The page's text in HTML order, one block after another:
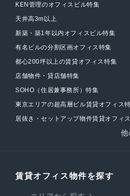
KEN管理のオフィスビル特集
天井高3m以上
新築・築1年以内オフィスビル特集
有名ビルの分割区画オフィス特集
都心200坪以上の賃貸オフィス特集
店舗物件・貸店舗特集
SOHO（住居兼事務所）特集
東京エリアの超高層ビル賃貸オフィス
居抜き・セットアップ物件賃貸オフィ
他
賃貸オフィス物件を探す